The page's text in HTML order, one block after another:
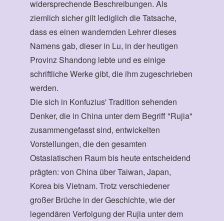
widersprechende Beschreibungen. Als
ziemlich sicher gilt lediglich die Tatsache,
dass es einen wandernden Lehrer dieses
Namens gab, dieser in Lu, in der heutigen
Provinz Shandong lebte und es einige
schriftliche Werke gibt, die ihm zugeschrieben
werden.
Die sich in Konfuzius' Tradition sehenden
Denker, die in China unter dem Begriff "Rujia"
zusammengefasst sind, entwickelten
Vorstellungen, die den gesamten
Ostasiatischen Raum bis heute entscheidend
prägten: von China über Taiwan, Japan,
Korea bis Vietnam. Trotz verschiedener
großer Brüche in der Geschichte, wie der
legendären Verfolgung der Rujia unter dem